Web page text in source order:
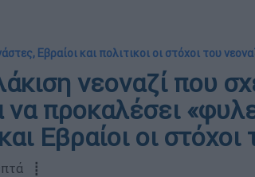
Εβραίοι και πολιτικοι οι στόχοι του
νεοναζί που
να προκαλέσει
Εβραίοι οι στόχοι
┋